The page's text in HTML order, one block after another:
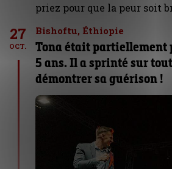
priez pour que la peur soit
27
OCT.
Bishoftu, Éthiopie
Tona était partiellement
5 ans. Il a sprinté sur
démontrer sa guérison !